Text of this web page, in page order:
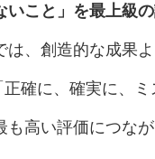
いこと」を最上級
は、創造的な成果
正確に、確実に、ミ
も高い評価につなが